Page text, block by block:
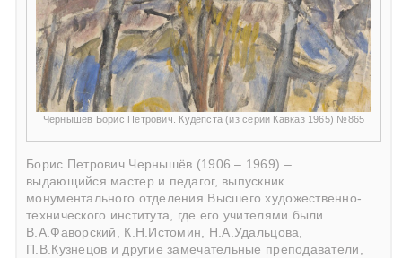
Чернышев Борис Петрович. Кудепста (из серии Кавказ 1965) №865
Борис Петрович Чернышёв (1906 – 1969) –
выдающийся мастер и педагог, выпускник
монументального отделения Высшего художественно-
технического института, где его учителями были
В.А.Фаворский, К.Н.Истомин, Н.А.Удальцова,
П.В.Кузнецов и другие замечательные преподаватели,